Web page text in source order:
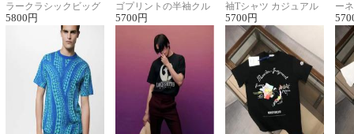
ラークラシックビッグ
ロゴ刺繍Tシャツ
5800 円
ゴプリントの半袖クル
ーネックTシャツ
5700 円
袖Tシャツ カジュアル
に馴染む 2色展開
5700 円
ー
ー